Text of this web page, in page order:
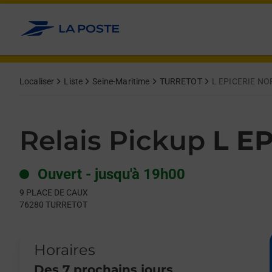
Allez au contenu
Localiser Liste Seine-Maritime TURRETOT L EPICERIE
Relais Pickup L
Ouvert - jusqu'à 19h00
9 PLACE DE CAUX
76280 TURRETOT
Horaires
Day of the WeekHours
Get directions to Relais Pickup at 9 PLACE DE CAUX TURRETOT,
lien s'ouvre dans un nouvel onglet